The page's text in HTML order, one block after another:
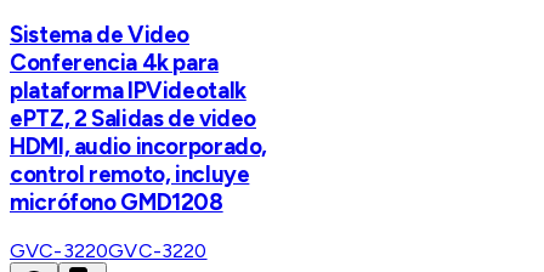
Sistema de Video
Conferencia 4k para
plataforma IPVideotalk
ePTZ, 2 Salidas de video
HDMI, audio incorporado,
control remoto, incluye
micrófono GMD1208
GVC-3220GVC-3220